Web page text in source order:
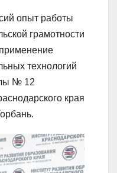
опыт работы
грамотности
технологий
№ 12
края